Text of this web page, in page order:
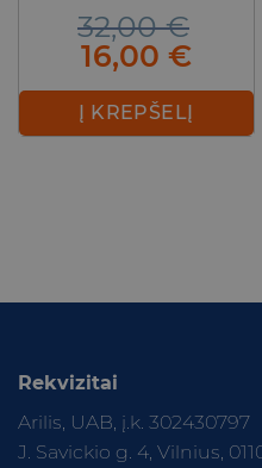
32,00€
Original
price
was:
32,00 €.
16,00 €
price
is:
Į KREPŠELĮ
Rekvizitai
Arilis, UAB, į.k. 302430797
J. Savickio g. 4, Vilnius,